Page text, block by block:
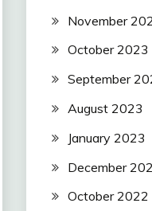
November
October 2023
September
August 2023
January 2023
December
October 2022